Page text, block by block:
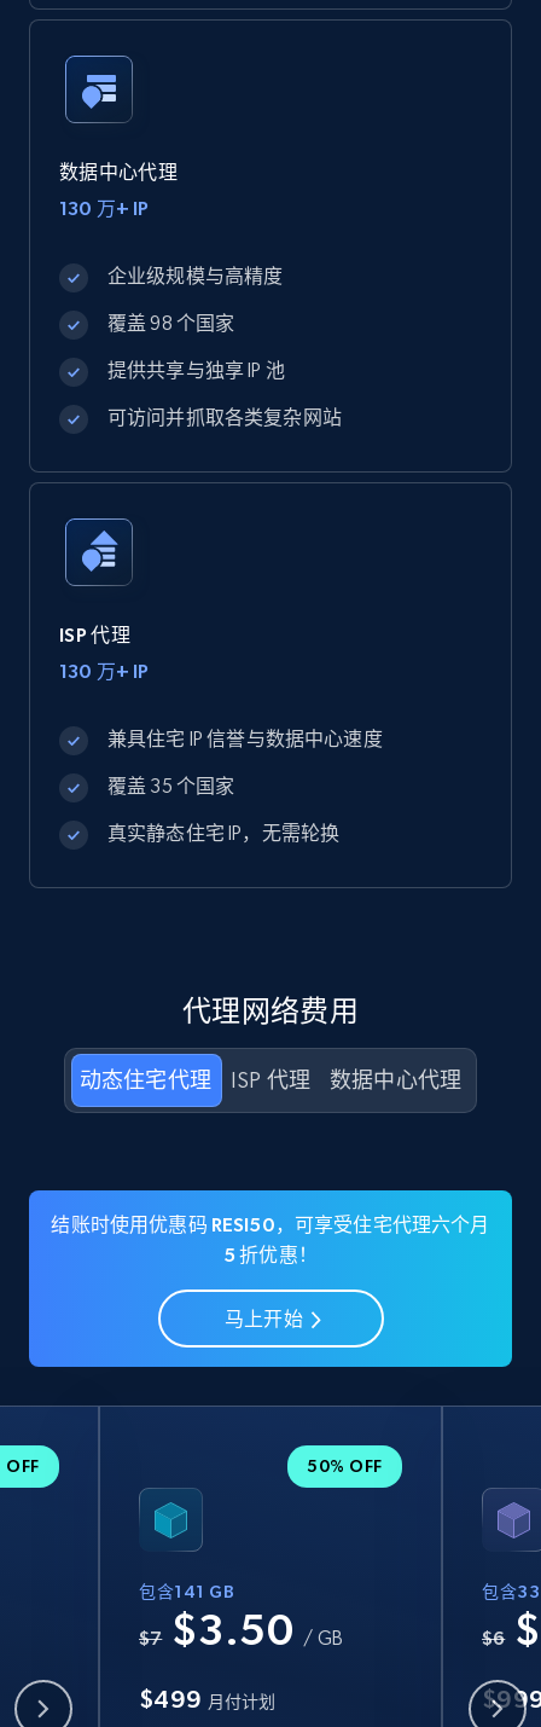
数据中心代理
130 万+ IP
企业级规模与高精度
覆盖 98 个国家
提供共享与独享 IP 池
可访问并抓取各类复杂网站
ISP 代理
130 万+ IP
兼具住宅 IP 信誉与数据中心速度
覆盖 35 个国家
真实静态住宅 IP，无需轮换
代理网络费用
动态住宅代理 ISP 代理 数据中心代理
结账时使用优惠码 RESI50，可享受住宅代理六个月
5 折优惠！
马上开始
OFF 50% OFF
包含141 GB
$7 $3.50 / GB
$499 月付计划
包含
$6